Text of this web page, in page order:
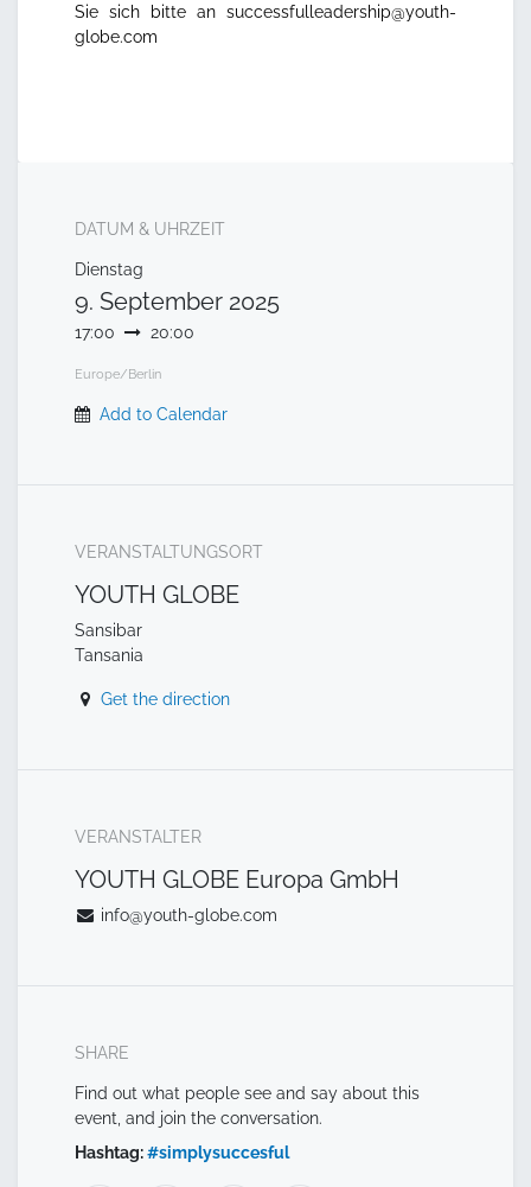
Sie sich bitte an successfulleadership@youth-
globe.com
DATUM & UHRZEIT
Dienstag
9. September 2025
17:00 20:00
Europe/Berlin
Add to Calendar
VERANSTALTUNGSORT
YOUTH GLOBE
Sansibar
Tansania
Get the direction
VERANSTALTER
YOUTH GLOBE Europa GmbH
info@youth-globe.com
SHARE
Find out what people see and say about this
event, and join the conversation.
Hashtag:#simplysuccesful